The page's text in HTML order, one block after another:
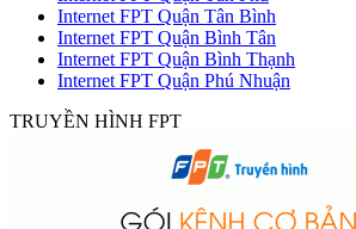
Internet FPT Quận Tân Bình
Internet FPT Quận Bình Tân
Internet FPT Quận Bình Thạnh
Internet FPT Quận Phú Nhuận
TRUYỀN HÌNH FPT